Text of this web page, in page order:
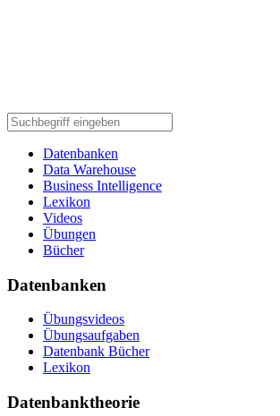
Datenbanken
Data Warehouse
Business Intelligence
Lexikon
Videos
Übungen
Bücher
Datenbanken
Übungsvideos
Übungsaufgaben
Datenbank Bücher
Lexikon
Datenbanktheorie